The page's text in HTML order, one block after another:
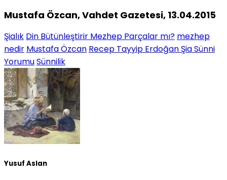
Mustafa Özcan, Vahdet Gazetesi, 13.04.2015
Şialık Din Bütünleştirir Mezhep Parçalar mı? mezhep
nedir Mustafa Özcan Recep Tayyip Erdoğan Şia Sünni
YorumuSünnilik
Yusuf Aslan